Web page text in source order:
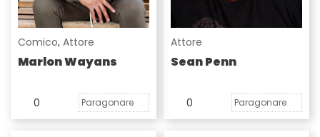
Comico, Attore
Marlon Wayans
0 Paragonare
Attore
Sean Penn
0 Paragonare